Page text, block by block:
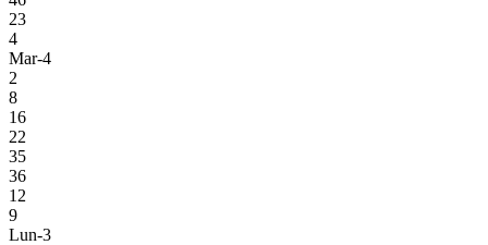
23
4
Mar-4
2
8
16
22
35
36
12
9
Lun-3